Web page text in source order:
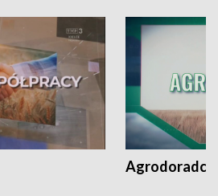
Agrodoradcy